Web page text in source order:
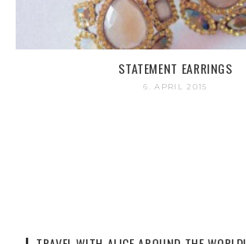
STATEMENT EARRINGS
6. APRIL 2015